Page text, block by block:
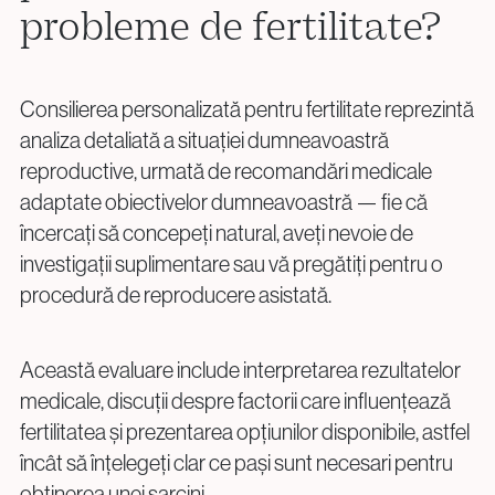
Proceduri Chirurgicale de Fertilitate
Laparoscopie
Îndepărtarea Fibromului Uterin
Îndepărtarea Chisturilor Ovariene
Repermeabilizarea Trompelor Uterine
Tratamentul Endometriozei
Call Center:+40 219 676sau+40 729 940 799
Luni – Vineri: 09:00 – 17:00
Email:
probleme de fertilitate?
Consilierea personalizată pentru fertilitate reprezintă
analiza detaliată a situației dumneavoastră
reproductive, urmată de recomandări medicale
adaptate obiectivelor dumneavoastră — fie că
încercați să concepeți natural, aveți nevoie de
investigații suplimentare sau vă pregătiți pentru o
procedură de reproducere asistată.
Această evaluare include interpretarea rezultatelor
medicale, discuții despre factorii care influențează
fertilitatea și prezentarea opțiunilor disponibile, astfel
încât să înțelegeți clar ce pași sunt necesari pentru